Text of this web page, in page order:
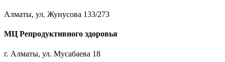
Алматы, ул. Жунусова 133/273
МЦ Репродуктивного здоровья
г. Алматы, ул. Мусабаева 18